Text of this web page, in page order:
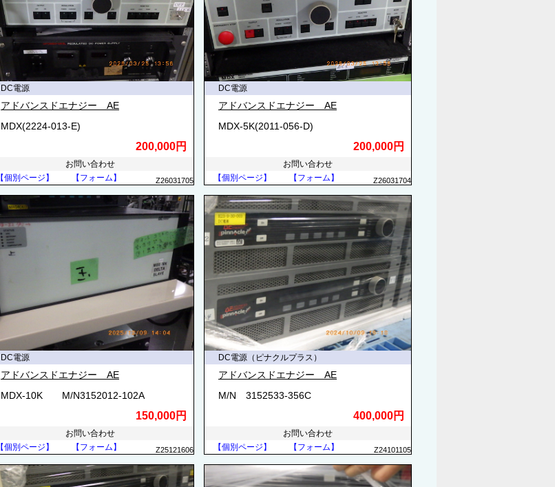
DC電源
アドバンスドエナジー AE
MDX(2224-013-E)
200,000円
お問い合わせ
【個別ページ】
【フォーム】 Z26031705
DC電源
アドバンスドエナジー AE
MDX-5K(2011-056-D)
200,000円
お問い合わせ
【個別ページ】
【フォーム】 Z26031704
DC電源
アドバンスドエナジー AE
MDX-10K M/N3152012-102A
150,000円
お問い合わせ
【個別ページ】
【フォーム】 Z25121606
DC電源（ピナクルプラス）
アドバンスドエナジー AE
M/N 3152533-356C
400,000円
お問い合わせ
【個別ページ】
【フォーム】 Z24101105